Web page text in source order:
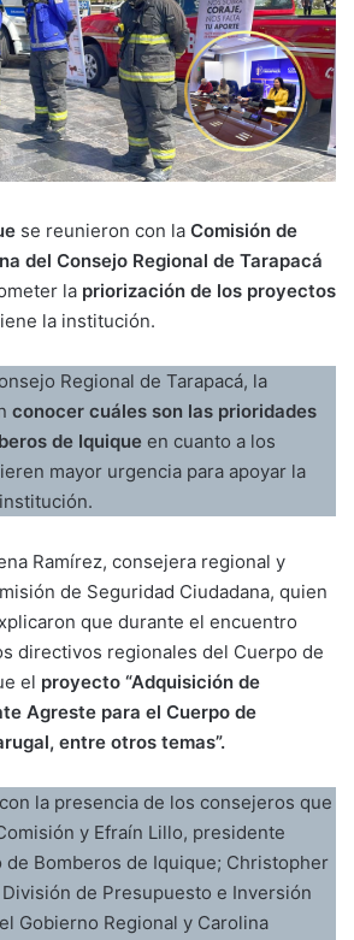
se reunieron con la Comisión de
del Consejo Regional de Tarapacá
la priorización de los proyectos
la institución.
Regional de Tarapacá, la
conocer cuáles son las prioridades
de Iquique en cuanto a los
mayor urgencia para apoyar la
Ramírez, consejera regional y
de Seguridad Ciudadana, quien
que durante el encuentro
directivos regionales del Cuerpo de
el proyecto “Adquisición de
Agreste para el Cuerpo de
entre otros temas”.
la presencia de los consejeros que
y Efraín Lillo, presidente
de Bomberos de Iquique; Christopher
de Presupuesto e Inversión
Gobierno Regional y Carolina